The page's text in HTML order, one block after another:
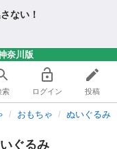
ない！
奈川版
索 ログイン 投稿
おもちゃ ぬいぐるみ
ぐるみ